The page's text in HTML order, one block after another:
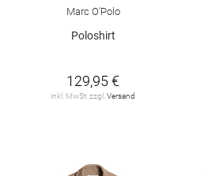
Marc O'Polo
Poloshirt
129,95 €
inkl. MwSt. zzgl.Versand